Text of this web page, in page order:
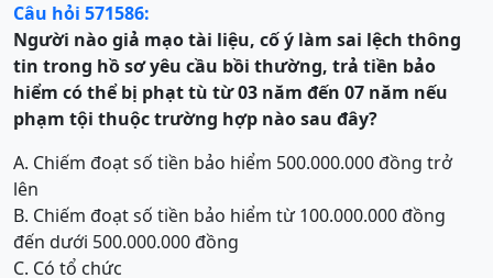
Câu hỏi 571586:
Người nào giả mạo tài liệu, cố ý làm sai lệch thông
tin trong hồ sơ yêu cầu bồi thường, trả tiền bảo
hiểm có thể bị phạt tù từ 03 năm đến 07 năm nếu
phạm tội thuộc trường hợp nào sau đây?
A. Chiếm đoạt số tiền bảo hiểm 500.000.000 đồng trở
lên
B. Chiếm đoạt số tiền bảo hiểm từ 100.000.000 đồng
đến dưới 500.000.000 đồng
C. Có tổ chức